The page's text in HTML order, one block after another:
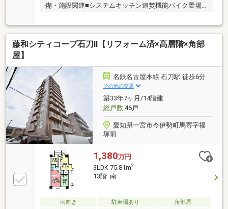
備・施設関連■システムキッチン追焚機能バイク置場3
環境■名鉄名古屋本線黒田駅徒歩約7分平和堂木曽川店
徒歩約8分平面駐車場ハイルーフ駐車可眺望良好陽当
り良好■安全・防災・管理体制■モニタ付オートロック
ステムキッチン新調◇洗面化粧台新調（３面鏡）◇ト
イレ新調（ウォシュレット）◇建具新調
藤和シティコープ石刀Ⅱ【リフォーム済×高層階×角部
屋】
名鉄名古屋本線 石刀駅 徒歩6分
その他の交通
築33年7ヶ月/14階建
総戸数46戸
愛知県一宮市今伊勢町馬寄字福
塚前
1,380万円
3LDK 75.81m2
13階 南
南向き 駐車場あり
角部屋